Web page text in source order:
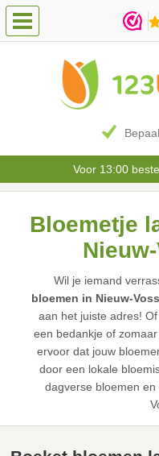
Voor 13:00
Bloemetje
Wil je iemand
bloemen in Nieuw-
aan het juiste adres!
een bedankje of
ervoor dat jouw
door een lokale
dagverse bloemen